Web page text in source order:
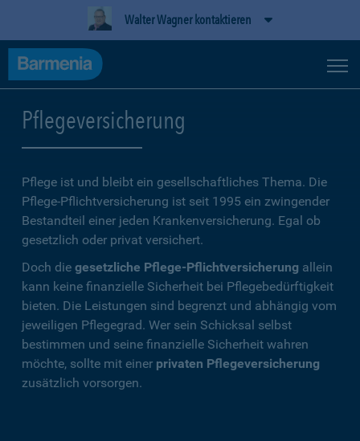
Walter Wagner kontaktieren
Pflegeversicherung
Pflege ist und bleibt ein gesellschaftliches Thema. Die
Pflege-Pflichtversicherung ist seit 1995 ein zwingender
Bestandteil einer jeden Krankenversicherung. Egal ob
gesetzlich oder privat versichert.
Doch die gesetzliche Pflege-Pflichtversicherung allein
kann keine finanzielle Sicherheit bei Pflegebedürftigkeit
bieten. Die Leistungen sind begrenzt und abhängig vom
jeweiligen Pflegegrad. Wer sein Schicksal selbst
bestimmen und seine finanzielle Sicherheit wahren
möchte, sollte mit einer privaten Pflegeversicherung
zusätzlich vorsorgen.